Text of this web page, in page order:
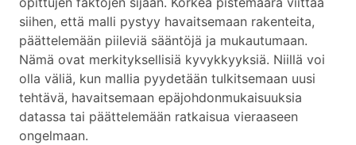
siihen, että malli pystyy havaitsemaan rakenteita,
päättelemään piileviä sääntöjä ja mukautumaan.
Nämä ovat merkityksellisiä kyvykkyyksiä. Niillä voi
olla väliä, kun mallia pyydetään tulkitsemaan uusi
tehtävä, havaitsemaan epäjohdonmukaisuuksia
datassa tai päättelemään ratkaisua vieraaseen
ongelmaan.